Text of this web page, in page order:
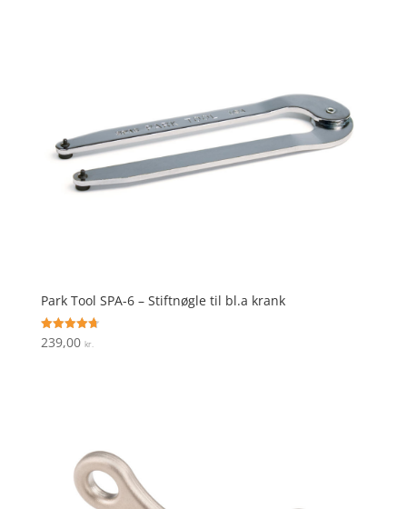
Park Tool SPA-6 – Stiftnøgle til bl.a krank
Vurderet
4.7
239,00 kr.